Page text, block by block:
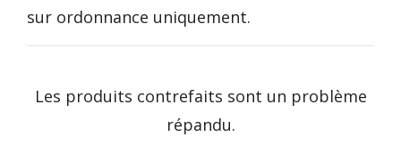
sur ordonnance uniquement.
Les produits contrefaits sont un problème
répandu.